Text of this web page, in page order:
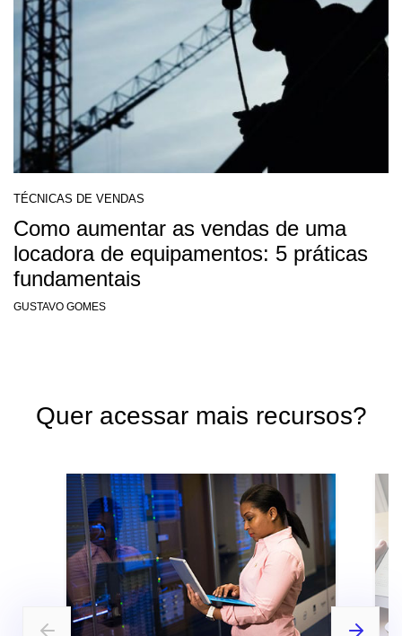
TÉCNICAS DE VENDAS
Como aumentar as vendas de uma
locadora de equipamentos: 5 práticas
fundamentais
GUSTAVO GOMES
Quer acessar mais recursos?